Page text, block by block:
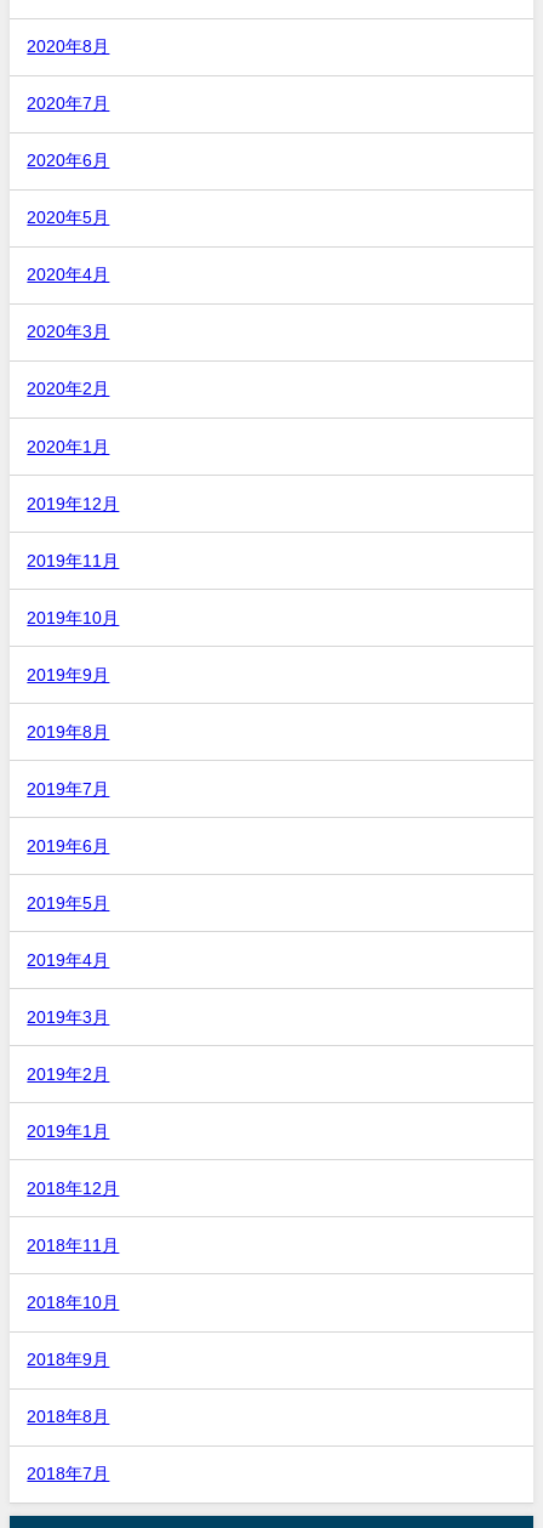
2020年8月
2020年7月
2020年6月
2020年5月
2020年4月
2020年3月
2020年2月
2020年1月
2019年12月
2019年11月
2019年10月
2019年9月
2019年8月
2019年7月
2019年6月
2019年5月
2019年4月
2019年3月
2019年2月
2019年1月
2018年12月
2018年11月
2018年10月
2018年9月
2018年8月
2018年7月